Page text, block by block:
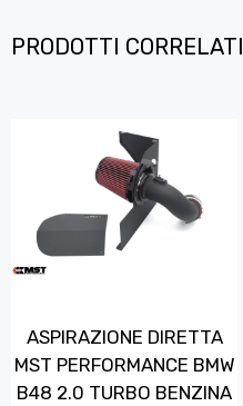
PRODOTTI CORRELATI
ASPIRAZIONE DIRETTA
MST PERFORMANCE BMW
B48 2.0 TURBO BENZINA